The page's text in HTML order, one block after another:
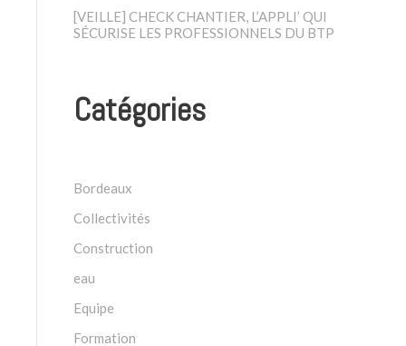
[VEILLE] CHECK CHANTIER, L’APPLI’ QUI
SÉCURISE LES PROFESSIONNELS DU BTP
Catégories
Bordeaux
Collectivités
Construction
eau
Equipe
Formation